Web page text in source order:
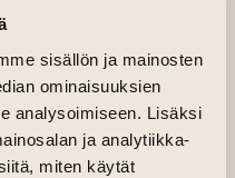
sisällön ja mainosten
ominaisuuksien
analysoimiseen. Lisäksi
ja analytiikka-
miten käytät